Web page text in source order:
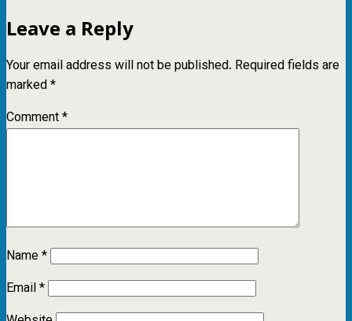
Leave a Reply
Your email address will not be published. Required fields are
marked*
Comment*
Name*
Email*